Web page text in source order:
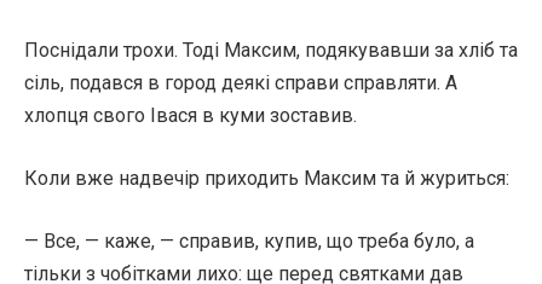
Поснідали трохи. Тоді Максим, подякувавши за хліб та
сіль, подався в город деякі справи справляти. А
хлопця свого Івася в куми зоставив.
Коли вже надвечір приходить Максим та й журиться:
— Все, — каже, — справив, купив, що треба було, а
тільки з чобітками лихо: ще перед святками дав